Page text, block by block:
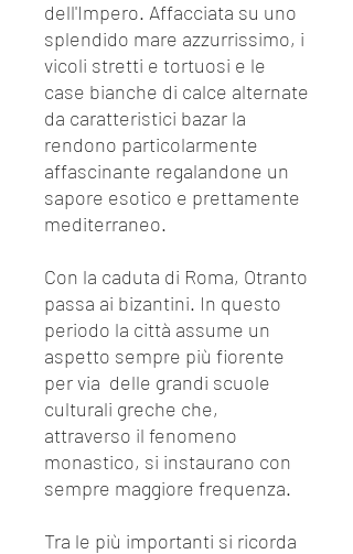
dell'Impero. Affacciata su uno
splendido mare azzurrissimo, i
vicoli stretti e tortuosi e le
case bianche di calce alternate
da caratteristici bazar la
rendono particolarmente
affascinante regalandone un
sapore esotico e prettamente
mediterraneo.
Con la caduta di Roma, Otranto
passa ai bizantini. In questo
periodo la città assume un
aspetto sempre più fiorente
per via delle grandi scuole
culturali greche che,
attraverso il fenomeno
monastico, si instaurano con
sempre maggiore frequenza.
Tra le più importanti si ricorda